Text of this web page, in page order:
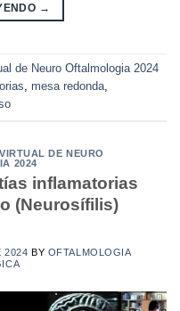
→
de Neuro Oftalmologia 2024
, mesa redonda,
DE NEURO
2024
inflamatorias
(Neurosífilis)
2024 BY OFTALMOLOGIA